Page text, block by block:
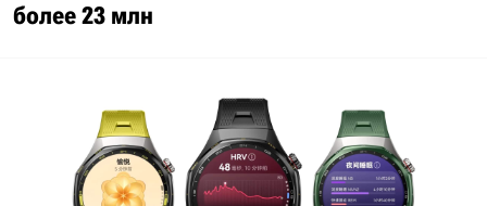
более 23 млн